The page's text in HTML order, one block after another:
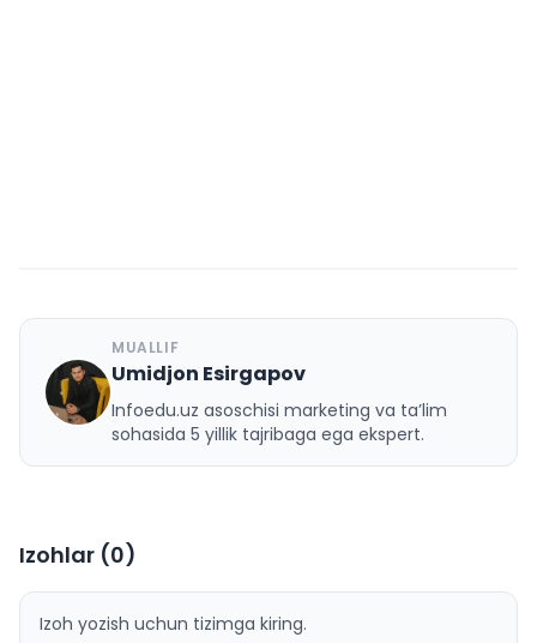
U
MUALLIF
Umidjon Esirgapov
Infoedu.uz asoschisi marketing va ta’lim
sohasida 5 yillik tajribaga ega ekspert.
Izohlar (0)
Izoh yozish uchun tizimga kiring.